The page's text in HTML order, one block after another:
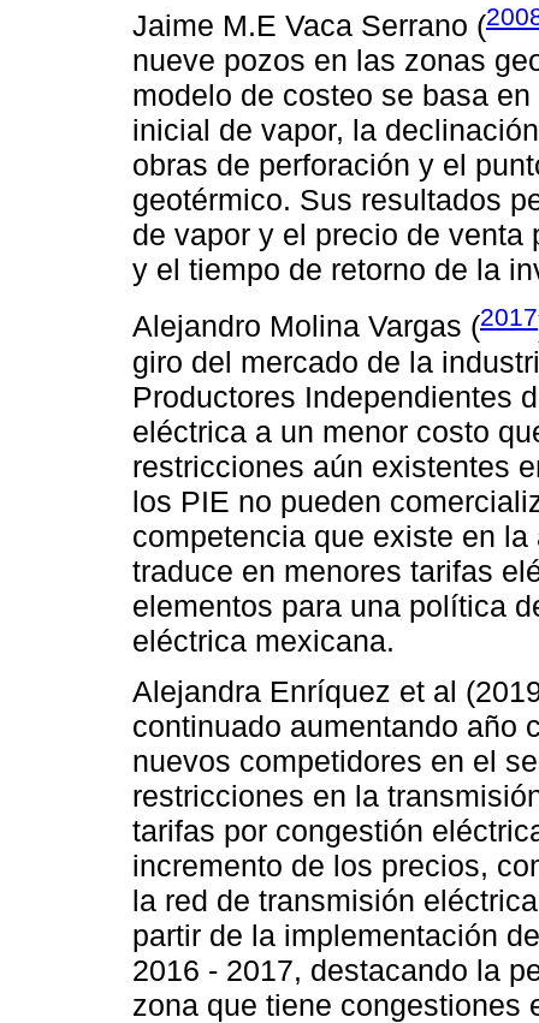
Jaime M.E Vaca Serrano (
nueve pozos en las zonas
modelo de costeo se basa
inicial de vapor, la
obras de perforación y el
geotérmico. Sus resultados
de vapor y el precio de venta
y el tiempo de retorno de la
Alejandro Molina Vargas (2017
giro del mercado de la
Productores Independientes
eléctrica a un menor costo
restricciones aún existentes
los PIE no pueden
competencia que existe en
traduce en menores tarifas
elementos para una política
eléctrica mexicana.
Alejandra Enríquez et al
continuado aumentando año
nuevos competidores en el
restricciones en la
tarifas por congestión
incremento de los precios,
la red de transmisión
partir de la implementación
2016 - 2017, destacando la
zona que tiene congestiones